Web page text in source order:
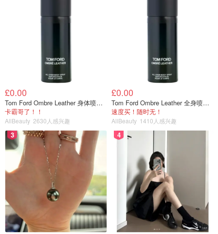
£0.00
Tom Ford Ombre Leather 身体喷雾 150ml
卡霸哥了！！
AllBeauty 2630人感兴趣
£0.00
Tom Ford Ombre Leather 全身喷雾 150ml
速度买！随时无！
AllBeauty 1410人感兴趣
3 4